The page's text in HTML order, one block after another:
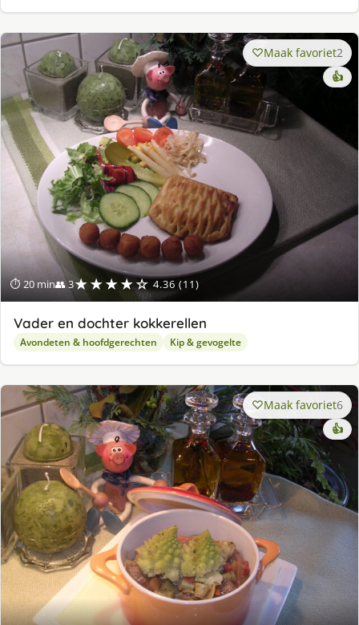
⏱ 20 min👥 3★★★★☆ 4.36 (11)
Maak favoriet2
👍
Vader en dochter kokkerellen
Avondeten & hoofdgerechten Kip & gevogelte
Maak favoriet6
👍